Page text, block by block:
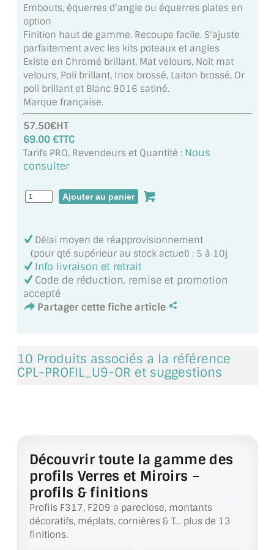
VERRE SUR MESURE
VERRE EXTRACLAIR
VERRE TREMPÉ (SÉCURIT)
PAROI DE DOUCHE
VERRE FEUILLETÉ
VERRE ANTI-REFLET
DALLE DE SOL EN VERRE
PORTE EN VERRE
GARDE CORPS EN VERRE
PLEXIGLAS PMMA
CATALOGUE DE PROFILS ET FIXATION DU
VERRE
LES FIXATIONS POUR MIROIR
LES PROFILS PAROI DE VERRE
Embouts, équerres d'angle ou équerres plates en
option
Finition haut de gamme. Recoupe facile. S'ajuste
parfaitement avec les kits poteaux et angles
Existe en Chromé brillant, Mat velours, Noit mat
velours, Poli brillant, Inox brossé, Laiton brossé, Or
poli brillant et Blanc 9016 satiné.
Marque française.
57.50€HT
69.00 €TTC
Tarifs PRO, Revendeurs et Quantité : Nous
consulter
Délai moyen de réapprovisionnement
(pour qté supérieur au stock actuel) : 5 à 10j
Info livraison et retrait
Code de réduction, remise et promotion
accepté
Partager cette fiche article
10 Produits associés a la référence
CPL-PROFIL_U9-OR et suggestions
Découvrir toute la gamme des
profils Verres et Miroirs –
profils & finitions
Profils F317, F209 a pareclose, montants
décoratifs, méplats, cornières & T… plus de 13
finitions.